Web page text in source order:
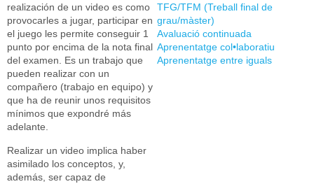
realización de un video es como
provocarles a jugar, participar en
el juego les permite conseguir 1
punto por encima de la nota final
del examen. Es un trabajo que
pueden realizar con un
compañero (trabajo en equipo) y
que ha de reunir unos requisitos
mínimos que expondré más
adelante.
Realizar un video implica haber
asimilado los conceptos, y,
además, ser capaz de
TFG/TFM (Treball final de
grau/màster)
Avaluació continuada
Aprenentatge col•laboratiu
Aprenentatge entre iguals